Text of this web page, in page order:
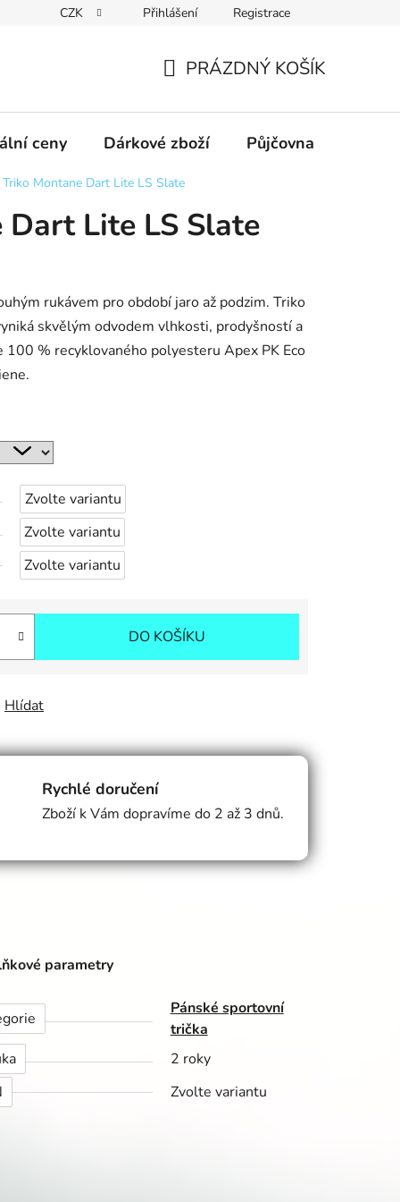
údajů GDPR Formulář pro odstoupení od kupní smlouvy
CZK Přihlášení Registrace
KOŠÍK
PRÁZDNÝ KOŠÍK
ceny Dárkové zboží Půjčovna
Triko Montane Dart Lite LS Slate
Lite LS Slate
rukávem pro období jaro až podzim. Triko
skvělým odvodem vlhkosti, prodyšností a
% recyklovaného polyesteru Apex PK Eco
Zvolte variantu
Zvolte variantu
Zvolte variantu
DO KOŠÍKU
Hlídat
Rychlé doručení
Zboží k Vám dopravíme do 2 až 3 dnů.
parametry
Pánské sportovní
trička
2 roky
Zvolte variantu